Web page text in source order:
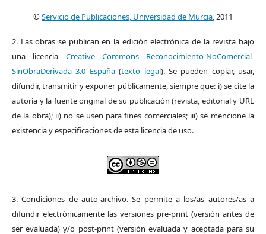
©Servicio de Publicaciones, Universidad de Murcia, 2011
2. Las obras se publican en la edición electrónica de la revista bajo
una licencia Creative Commons Reconocimiento-NoComercial-
SinObraDerivada 3.0 España(texto legal). Se pueden copiar, usar,
difundir, transmitir y exponer públicamente, siempre que: i) se cite la
autoría y la fuente original de su publicación (revista, editorial y URL
de la obra); ii) no se usen para fines comerciales; iii) se mencione la
existencia y especificaciones de esta licencia de uso.
3. Condiciones de auto-archivo. Se permite a los/as autores/as a
difundir electrónicamente las versiones pre-print (versión antes de
ser evaluada) y/o post-print (versión evaluada y aceptada para su